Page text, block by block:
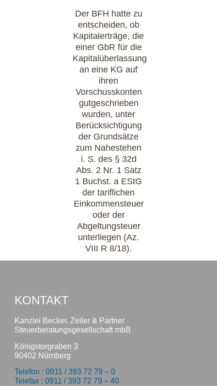
Der BFH hatte zu
entscheiden, ob
Kapitalerträge, die
einer GbR für die
Kapitalüberlassung
an eine KG auf
ihren
Vorschusskonten
gutgeschrieben
wurden, unter
Berücksichtigung
der Grundsätze
zum Nahestehen
i. S. des § 32d
Abs. 2 Nr. 1 Satz
1 Buchst. a EStG
der tariflichen
Einkommensteuer
oder der
Abgeltungsteuer
unterliegen (Az.
VIII R 8/18).
KONTAKT
Kanzlei Becker, Zeiler & Partner
Steuerberatungsgesellschaft mbB
Königstorgraben 3
90402 Nürnberg
Telefon : 0911 / 393 72 79 – 0
Telefax : 0911 / 393 72 79 – 40